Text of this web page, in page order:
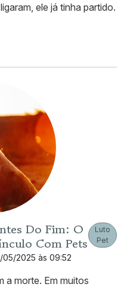
ele já tinha partido.
Do Fim: O
Com Pets
05/2025 às 09:52
Luto
Pet
a morte. Em muitos